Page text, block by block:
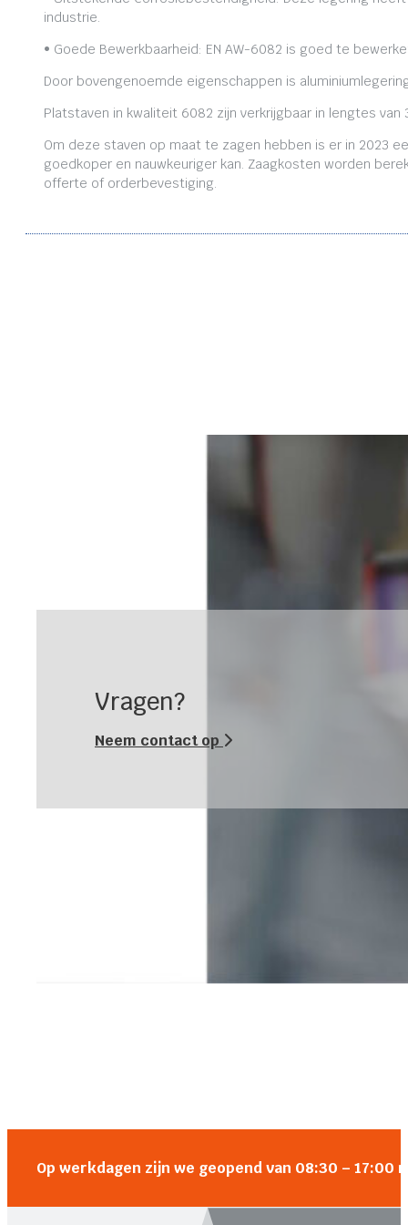
industrie.
• Goede Bewerkbaarheid: EN AW-6082 is goed te
Door bovengenoemde eigenschappen is
Platstaven in kwaliteit 6082 zijn verkrijgbaar in lengtes
Om deze staven op maat te zagen hebben is er in 2023
goedkoper en nauwkeuriger kan. Zaagkosten worden
offerte of orderbevestiging.
Vragen?
Neem contact op
Op werkdagen zijn we geopend van 08:30 –